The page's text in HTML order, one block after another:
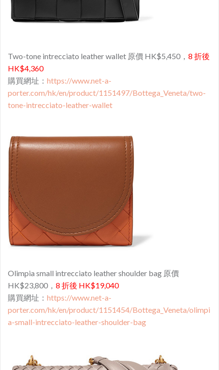
Two-tone intrecciato leather wallet 原價 HK$5,450， 8 折後
HK$4,360
購買網址： https://www.net-a-
porter.com/hk/en/product/1151497/Bottega_Veneta/two-
tone-intrecciato-leather-wallet
Olimpia small intrecciato leather shoulder bag 原價
HK$23,800， 8 折後 HK$19,040
購買網址： https://www.net-a-
porter.com/hk/en/product/1151454/Bottega_Veneta/olimpi
a-small-intrecciato-leather-shoulder-bag